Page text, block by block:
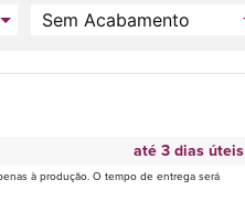
até 3 dias úteis
à produção. O tempo de entrega será